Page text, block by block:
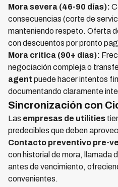
Mora severa (46-90 días):
consecuencias (corte de
manteniendo respeto. Oferta
con descuentos por pronto
Mora crítica (90+ días):
negociación compleja o
agent puede hacer intentos
documentando claramente
Sincronización con
Las empresas de utilities
predecibles que deben
Contacto preventivo pre-
con historial de mora, llamada
antes de vencimiento,
convenientes.